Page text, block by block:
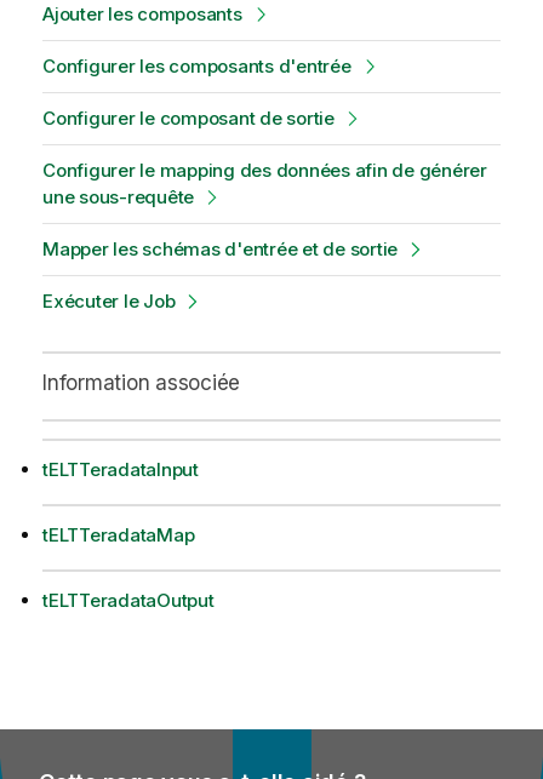
Ajouter les composants
Configurer les composants d'entrée
Configurer le composant de sortie
Configurer le mapping des données afin de générer
une sous-requête
Mapper les schémas d'entrée et de sortie
Exécuter le Job
Information associée
tELTTeradataInput
tELTTeradataMap
tELTTeradataOutput